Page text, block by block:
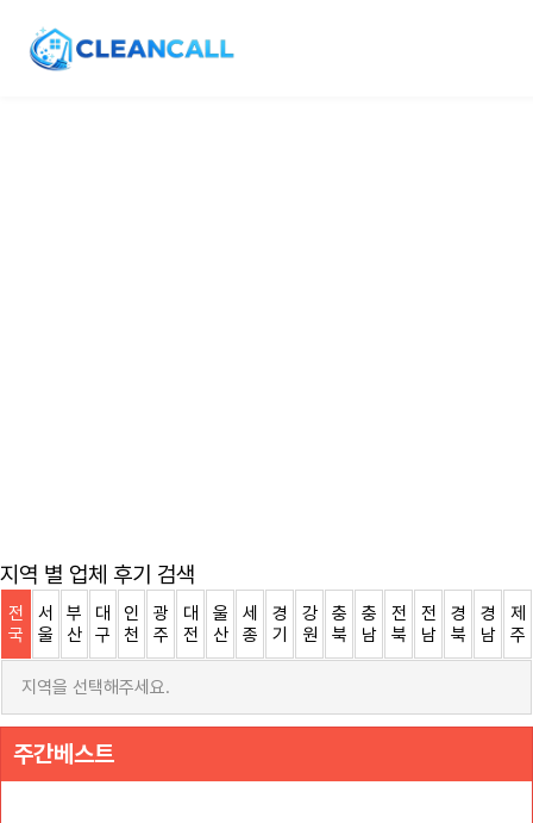
지역 별 업체 후기 검색
전
국
서
울
부
산
대
구
인
천
광
주
대
전
울
산
세
종
경
기
강
원
충
북
충
남
전
북
전
남
경
북
경
남
제
주
지역을 선택해주세요.
주간베스트